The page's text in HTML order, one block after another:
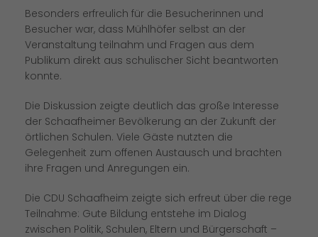
Besonders erfreulich für die Besucherinnen und
Besucher war, dass Mühlhöfer selbst an der
Veranstaltung teilnahm und Fragen aus dem
Publikum direkt aus schulischer Sicht beantworten
konnte.
Die Diskussion zeigte deutlich das große Interesse
der Schaafheimer Bevölkerung an der Zukunft der
örtlichen Schulen. Viele Gäste nutzten die
Gelegenheit zum offenen Austausch und brachten
ihre Fragen und Anregungen ein.
Die CDU Schaafheim zeigte sich erfreut über die rege
Teilnahme: Gute Bildung entstehe im Dialog
zwischen Politik, Schulen, Eltern und Bürgerschaft –